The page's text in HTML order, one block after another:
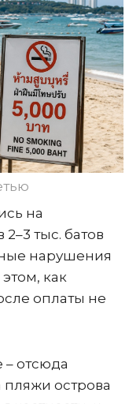
на
тыс. батов
нарушения
как
оплаты не
– отсюда
острова